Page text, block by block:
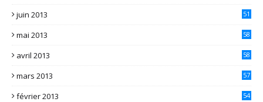
juin 2013 51
mai 2013 58
avril 2013 58
mars 2013 57
février 2013 54